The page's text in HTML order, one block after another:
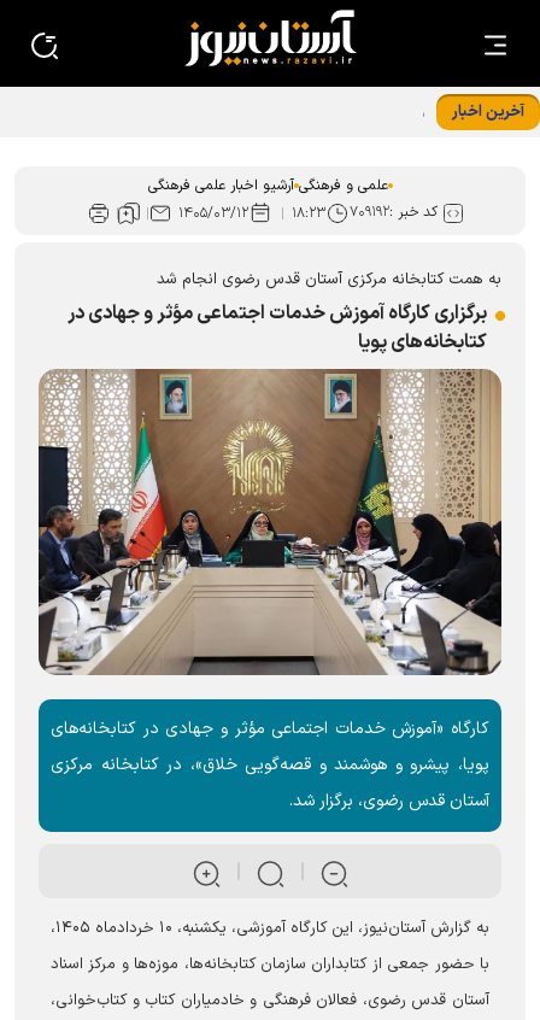
آخرین اخبار
علمی و فرهنگی آرشیو اخبار علمی فرهنگی
کد خبر :۷۰۹۱۹۲ ۱۸:۲۳ ۱۴۰۵/۰۳/۱۲
به همت کتابخانه مرکزی آستان قدس رضوی انجام شد
برگزاری کارگاه آموزش خدمات اجتماعی مؤثر و جهادی در
کتابخانه‌های پویا
کارگاه «آموزش خدمات اجتماعی مؤثر و جهادی در کتابخانه‌های
پویا، پیشرو و هوشمند و قصه‌گویی خلاق»، در کتابخانه مرکزی
آستان قدس رضوی، برگزار شد.
به گزارش آستان‌نیوز، این کارگاه آموزشی، یکشنبه، ۱۰ خردادماه ۱۴۰۵،
با حضور جمعی از کتابداران سازمان کتابخانه‌ها، موزه‌ها و مرکز اسناد
آستان قدس رضوی، فعالان فرهنگی و خادمیاران کتاب و کتاب‌خوانی،